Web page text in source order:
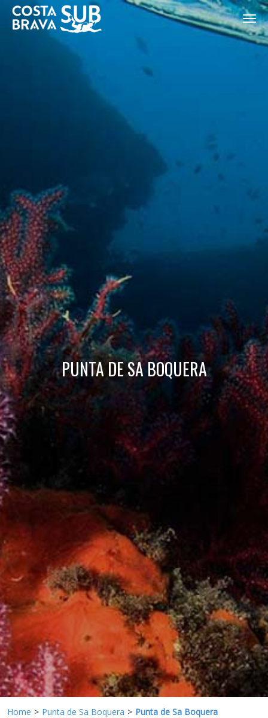
CA
PUNTA DE SA BOQUERA
Home Punta de Sa Boquera Punta de Sa Boquera
Modificar cookies
Tècniques i funcionals
Aquest lloc web utilitza cookies pròpies per recopilar
informació amb la finalitat de millorar els nostres serveis.
Si continua navegant, suposa l'acceptació de la instal·lació
de les mateixes. L'usuari té la possibilitat de configurar el
navegador podent, si així ho desitja, impedir que siguin
instal·lades al disc dur, encara que haurà de tenir en
compte que aquesta acció podrà ocasionar dificultats de
navegació de la pàgina web.
Analítiques i personalització
Permeten fer el seguiment i l'anàlisi del comportament
dels usuaris d'aquest lloc web. La informació recollida
mitjançant aquest tipus de cookies s'utilitza en el
mesurament de l'activitat del web per a l'elaboració de
perfils de navegació dels usuaris per introduir millores en
funció de l'anàlisi de les dades d'ús que fan els usuaris del
servei. Permeten desar la informació de preferència de
Marketing i publicitat
Aquestes cookies són utilitzades per emmagatzemar
informació sobre les preferències i les eleccions personals
de l'usuari a través de l'observació continuada dels seus
hàbits de navegació. Gràcies a elles, podem conèixer els
hàbits de navegació al lloc web i mostrar publicitat
relacionada amb el perfil de navegació de l'usuari.